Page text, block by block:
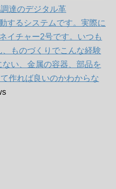
達のデジタル革
するシステムです。実際に
イチャー2号です。いつも
ものづくりでこんな経験
い、金属の容器、部品を
作れば良いのかわからな